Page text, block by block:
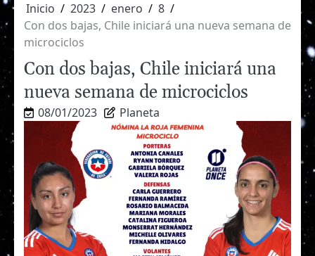
Inicio 2023 enero
8
Con dos bajas, Chile iniciará una nueva semana de
microciclos
Con dos bajas, Chile iniciará una
nueva semana de microciclos
08/01/2023 Planeta